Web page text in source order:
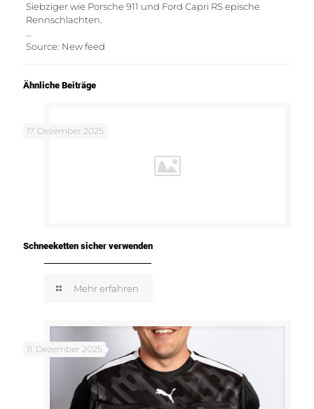
Siebziger wie Porsche 911 und Ford Capri RS epische
Rennschlachten.
Source: New feed
Ähnliche Beiträge
17. Dezember 2025
Schneeketten sicher verwenden
Mehr erfahren
11. Dezember 2025